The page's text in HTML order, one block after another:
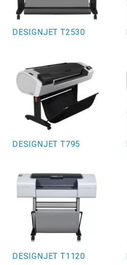
DESIGNJET T2530
DESIGNJET T795
DESIGNJET T1120